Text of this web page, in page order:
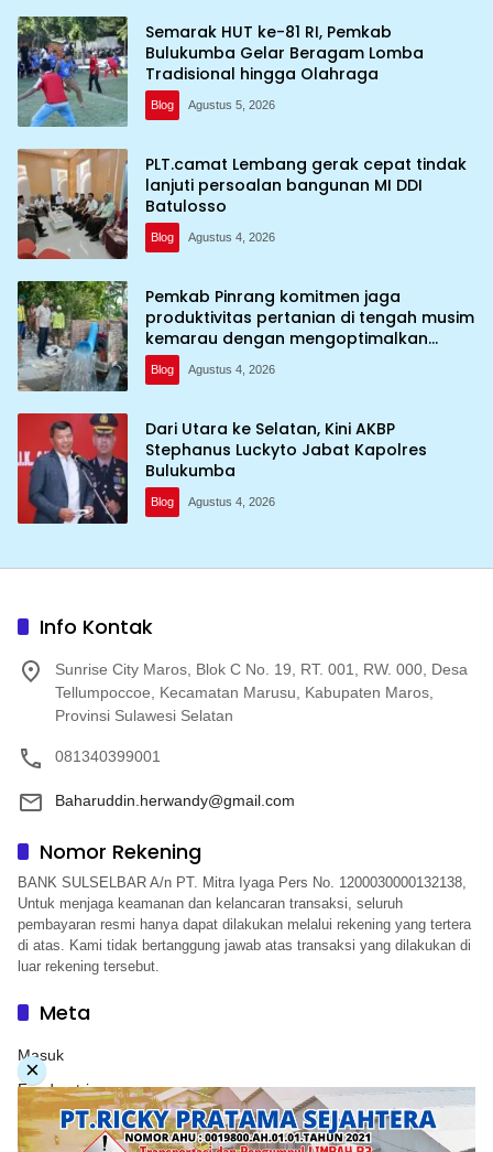
Semarak HUT ke-81 RI, Pemkab
Bulukumba Gelar Beragam Lomba
Tradisional hingga Olahraga
Blog Agustus 5, 2026
PLT.camat Lembang gerak cepat tindak
lanjuti persoalan bangunan MI DDI
Batulosso
Blog Agustus 4, 2026
Pemkab Pinrang komitmen jaga
produktivitas pertanian di tengah musim
kemarau dengan mengoptimalkan
program Irigasi perpompaan (Irpom)
Blog Agustus 4, 2026
Dari Utara ke Selatan, Kini AKBP
Stephanus Luckyto Jabat Kapolres
Bulukumba
Blog Agustus 4, 2026
Info Kontak
Sunrise City Maros, Blok C No. 19, RT. 001, RW. 000, Desa
Tellumpoccoe, Kecamatan Marusu, Kabupaten Maros,
Provinsi Sulawesi Selatan
081340399001
Baharuddin.herwandy@gmail.com
Nomor Rekening
BANK SULSELBAR A/n PT. Mitra Iyaga Pers No. 1200030000132138,
Untuk menjaga keamanan dan kelancaran transaksi, seluruh
pembayaran resmi hanya dapat dilakukan melalui rekening yang tertera
di atas. Kami tidak bertanggung jawab atas transaksi yang dilakukan di
luar rekening tersebut.
Meta
Masuk
Feed entri
Feed komentar
×